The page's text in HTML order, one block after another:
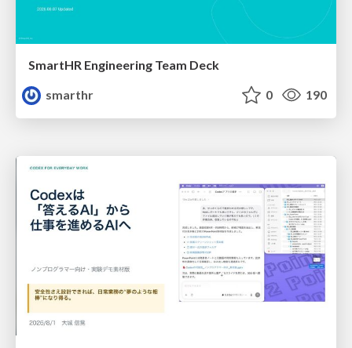
SmartHR Engineering Team Deck
smarthr
0 190